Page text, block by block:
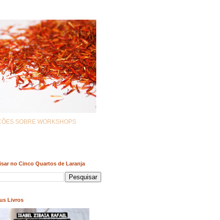
SOBRE WORKSHOPS
no Cinco Quartos de Laranja
Livros